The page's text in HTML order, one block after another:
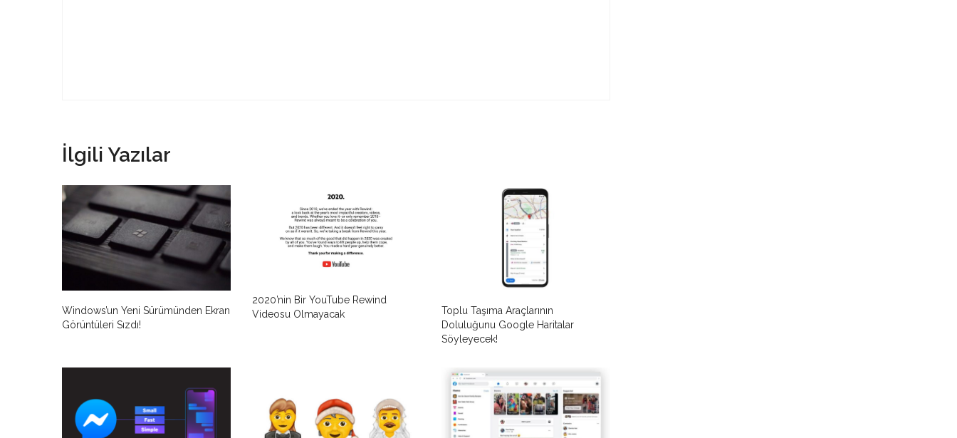
İlgili Yazılar
Windows’un Yeni Sürümünden Ekran
Görüntüleri Sızdı!
2020’nin Bir YouTube Rewind
Videosu Olmayacak
Toplu Taşıma Araçlarının
Doluluğunu Google Haritalar
Söyleyecek!